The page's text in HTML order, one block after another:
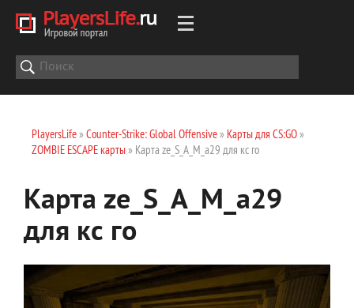
PlayersLife» Counter-Strike: Global Offensive» Карты для CS:GO»
ZOMBIE ESCAPE карты» Карта ze_S_A_M_a29 для кс го
Карта ze_S_A_M_a29
для кс го